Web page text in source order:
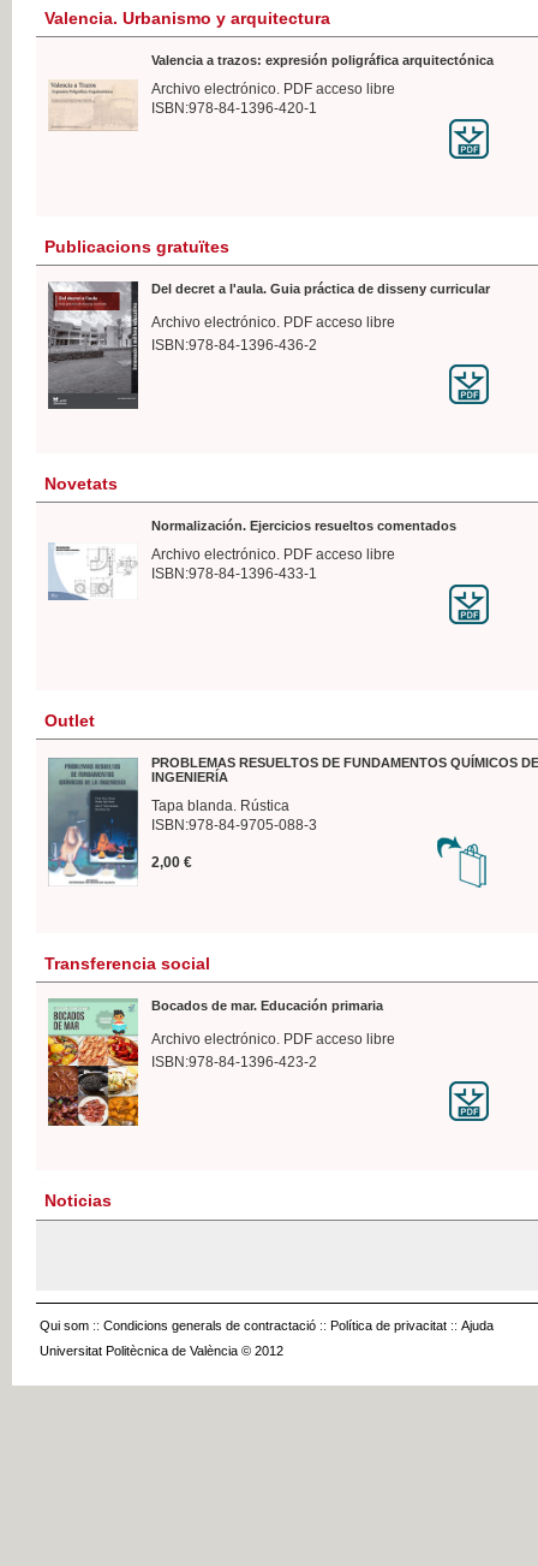
Valencia. Urbanismo y arquitectura
Valencia a trazos: expresión poligráfica arquitectónica
Archivo electrónico. PDF acceso libre
ISBN:978-84-1396-420-1
Publicacions gratuïtes
Del decret a l'aula. Guia práctica de disseny curricular
Archivo electrónico. PDF acceso libre
ISBN:978-84-1396-436-2
Novetats
Normalización. Ejercicios resueltos comentados
Archivo electrónico. PDF acceso libre
ISBN:978-84-1396-433-1
Outlet
PROBLEMAS RESUELTOS DE FUNDAMENTOS QUÍMICOS
INGENIERÍA
Tapa blanda. Rústica
ISBN:978-84-9705-088-3
2,00 €
Transferencia social
Bocados de mar. Educación primaria
Archivo electrónico. PDF acceso libre
ISBN:978-84-1396-423-2
Noticias
Qui som :: Condicions generals de contractació :: Política de privacitat :: Ajuda
Universitat Politècnica de València © 2012